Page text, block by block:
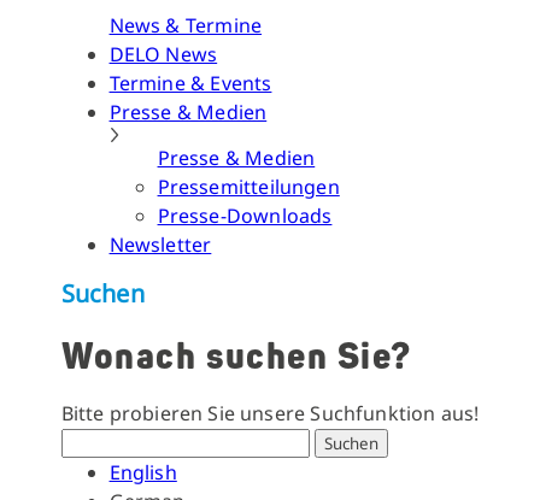
News & Termine
DELO News
Termine & Events
Presse & Medien
Presse & Medien
Pressemitteilungen
Presse-Downloads
Newsletter
Suchen
Wonach suchen Sie?
Bitte probieren Sie unsere Suchfunktion aus!
Suchen
English